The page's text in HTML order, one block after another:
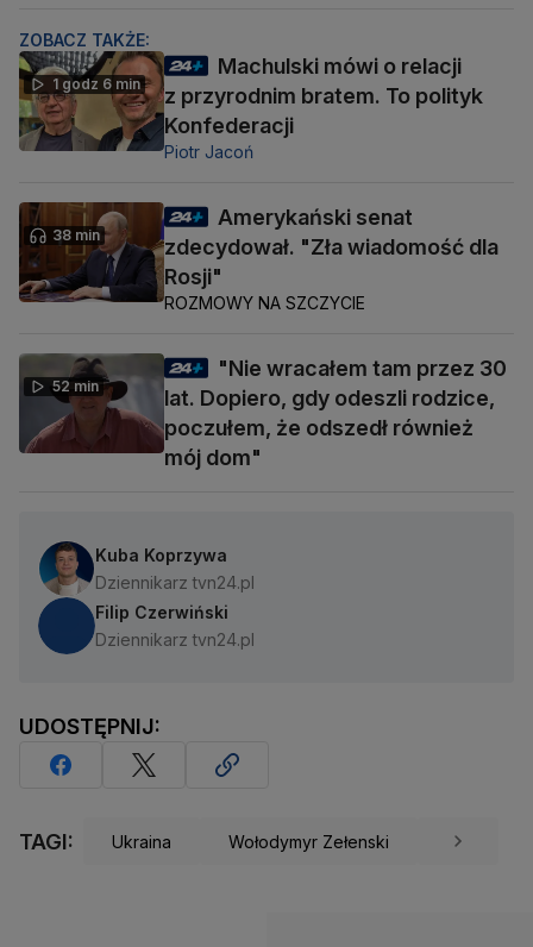
ZOBACZ TAKŻE:
1 godz 6 min
Machulski mówi o relacji
z przyrodnim bratem. To polityk
Konfederacji
Piotr Jacoń
38 min
Amerykański senat
zdecydował. "Zła wiadomość dla
Rosji"
ROZMOWY NA SZCZYCIE
52 min
"Nie wracałem tam przez 30
lat. Dopiero, gdy odeszli rodzice,
poczułem, że odszedł również
mój dom"
Kuba Koprzywa
Dziennikarz tvn24.pl
Filip Czerwiński
Dziennikarz tvn24.pl
UDOSTĘPNIJ:
TAGI: Ukraina Wołodymyr Zełenski